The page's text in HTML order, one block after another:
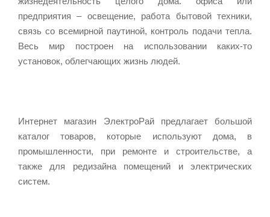
предприятия – освещение, работа бытовой техники,
связь со всемирной паутиной, контроль подачи тепла.
Весь мир построен на использовании каких-то
установок, облегчающих жизнь людей.
Интернет магазин ЭлектроРай предлагает большой
каталог товаров, которые используют дома, в
промышленности, при ремонте и строительстве, а
также для редизайна помещений и электрических
систем.